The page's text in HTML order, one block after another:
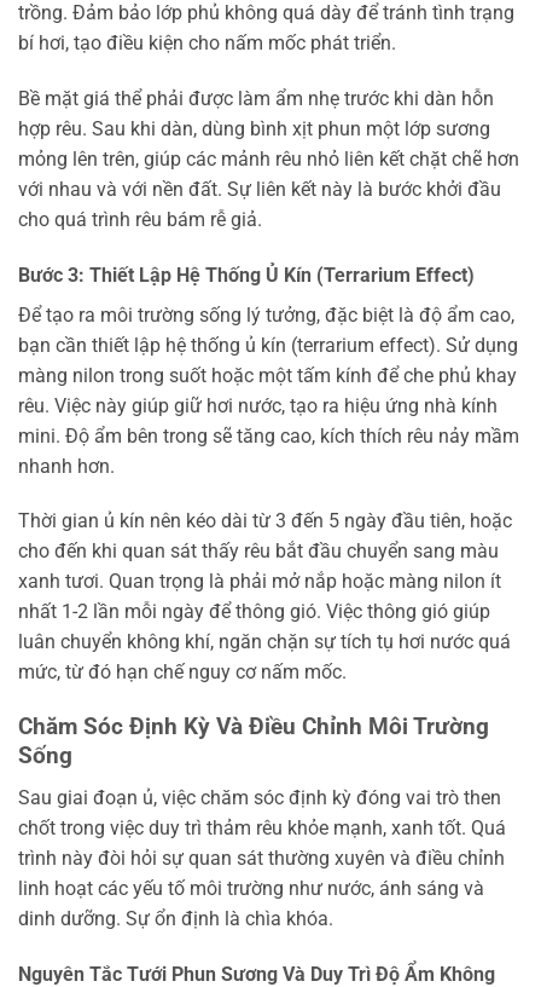
trồng. Đảm bảo lớp phủ không quá dày để tránh tình trạng
bí hơi, tạo điều kiện cho nấm mốc phát triển.
Bề mặt giá thể phải được làm ẩm nhẹ trước khi dàn hỗn
hợp rêu. Sau khi dàn, dùng bình xịt phun một lớp sương
mỏng lên trên, giúp các mảnh rêu nhỏ liên kết chặt chẽ hơn
với nhau và với nền đất. Sự liên kết này là bước khởi đầu
cho quá trình rêu bám rễ giả.
Bước 3: Thiết Lập Hệ Thống Ủ Kín (Terrarium Effect)
Để tạo ra môi trường sống lý tưởng, đặc biệt là độ ẩm cao,
bạn cần thiết lập hệ thống ủ kín (terrarium effect). Sử dụng
màng nilon trong suốt hoặc một tấm kính để che phủ khay
rêu. Việc này giúp giữ hơi nước, tạo ra hiệu ứng nhà kính
mini. Độ ẩm bên trong sẽ tăng cao, kích thích rêu nảy mầm
nhanh hơn.
Thời gian ủ kín nên kéo dài từ 3 đến 5 ngày đầu tiên, hoặc
cho đến khi quan sát thấy rêu bắt đầu chuyển sang màu
xanh tươi. Quan trọng là phải mở nắp hoặc màng nilon ít
nhất 1-2 lần mỗi ngày để thông gió. Việc thông gió giúp
luân chuyển không khí, ngăn chặn sự tích tụ hơi nước quá
mức, từ đó hạn chế nguy cơ nấm mốc.
Chăm Sóc Định Kỳ Và Điều Chỉnh Môi Trường
Sống
Sau giai đoạn ủ, việc chăm sóc định kỳ đóng vai trò then
chốt trong việc duy trì thảm rêu khỏe mạnh, xanh tốt. Quá
trình này đòi hỏi sự quan sát thường xuyên và điều chỉnh
linh hoạt các yếu tố môi trường như nước, ánh sáng và
dinh dưỡng. Sự ổn định là chìa khóa.
Nguyên Tắc Tưới Phun Sương Và Duy Trì Độ Ẩm Không